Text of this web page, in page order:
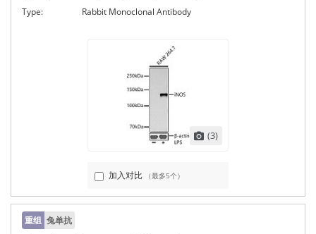
Type:
Rabbit Monoclonal Antibody
(3)
加入对比 （最多5个）
重组 兔单抗